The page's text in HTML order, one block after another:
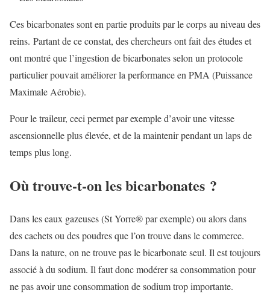
Ces bicarbonates sont en partie produits par le corps au niveau des
reins. Partant de ce constat, des chercheurs ont fait des études et
ont montré que l’ingestion de bicarbonates selon un protocole
particulier pouvait améliorer la performance en PMA (Puissance
Maximale Aérobie).
Pour le traileur, ceci permet par exemple d’avoir une vitesse
ascensionnelle plus élevée, et de la maintenir pendant un laps de
temps plus long.
Où trouve-t-on les bicarbonates ?
Dans les eaux gazeuses (St Yorre®par exemple) ou alors dans
des cachets ou des poudres que l’on trouve dans le commerce.
Dans la nature, on ne trouve pas le bicarbonate seul. Il est toujours
associé à du sodium. Il faut donc modérer sa consommation pour
ne pas avoir une consommation de sodium trop importante.